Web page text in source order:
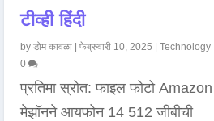
टीव्ही हिंदी
by डोम कावळा| फेब्रुवारी 10, 2025 Technology|
0
प्रतिमा स्रोत: फाइल फोटो Amazon
मेझॉनने आयफोन 14 512 जीबीची